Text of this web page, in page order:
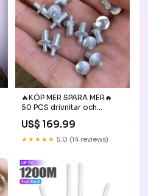
🔥KÖP MER SPARA MER🔥
50 PCS drivnitar och
försänkta nitar Modell:5*7
Nitar för drivning
US$ 169.99
★★★★★ 5.0 (14 reviews)